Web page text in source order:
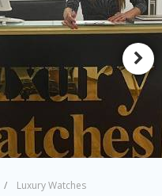
Luxury Watches